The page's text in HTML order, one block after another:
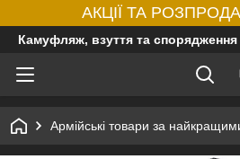
АКЦІЇ ТА
Камуфляж, взуття та
Армійські товари за